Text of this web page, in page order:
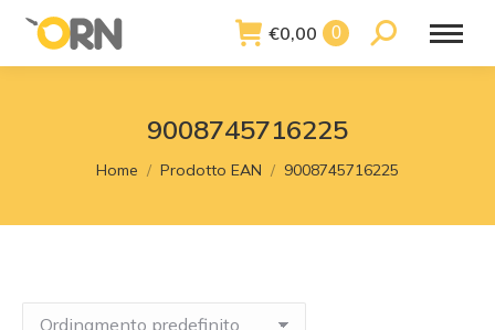
€0,00 0 Search:
9008745716225
You are here:
Home Prodotto EAN 9008745716225